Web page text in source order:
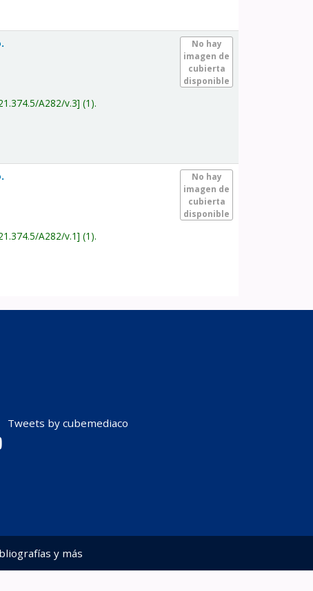
No hay
imagen de
cubierta
disponible
A282/v.3 (1).
No hay
imagen de
cubierta
disponible
A282/v.1 (1).
Tweets by cubemediaco
y más